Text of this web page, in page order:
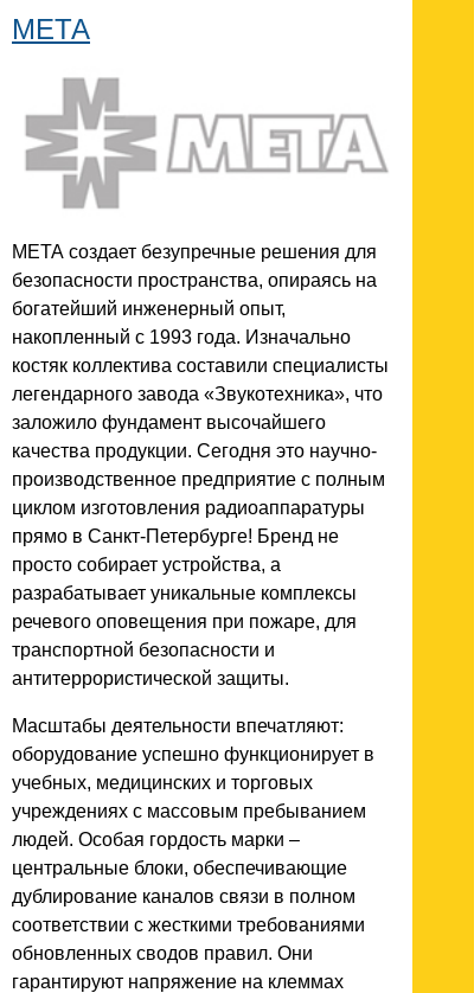
МЕТА
МЕТА создает безупречные решения для
безопасности пространства, опираясь на
богатейший инженерный опыт,
накопленный с 1993 года. Изначально
костяк коллектива составили специалисты
легендарного завода «Звукотехника», что
заложило фундамент высочайшего
качества продукции. Сегодня это научно-
производственное предприятие с полным
циклом изготовления радиоаппаратуры
прямо в Санкт-Петербурге! Бренд не
просто собирает устройства, а
разрабатывает уникальные комплексы
речевого оповещения при пожаре, для
транспортной безопасности и
антитеррористической защиты.
Масштабы деятельности впечатляют:
оборудование успешно функционирует в
учебных, медицинских и торговых
учреждениях с массовым пребыванием
людей. Особая гордость марки –
центральные блоки, обеспечивающие
дублирование каналов связи в полном
соответствии с жесткими требованиями
обновленных сводов правил. Они
гарантируют напряжение на клеммах